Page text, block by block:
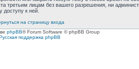
третьим лицам без вашего разрешения, ни
доступу к ней.
на страницу входа
phpBB® Forum Software © phpBB Group
поддержка phpBB